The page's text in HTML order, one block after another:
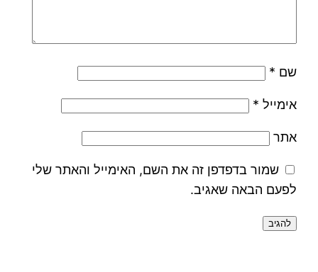
שם *
אימייל *
אתר
שמור בדפדפן זה את השם, האימייל והאתר שלי
לפעם הבאה שאגיב.